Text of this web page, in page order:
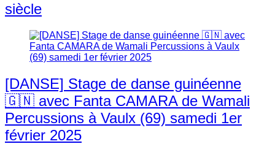
siècle
[DANSE] Stage de danse guinéenne
🇬🇳 avec Fanta CAMARA de Wamali
Percussions à Vaulx (69) samedi 1er
février 2025